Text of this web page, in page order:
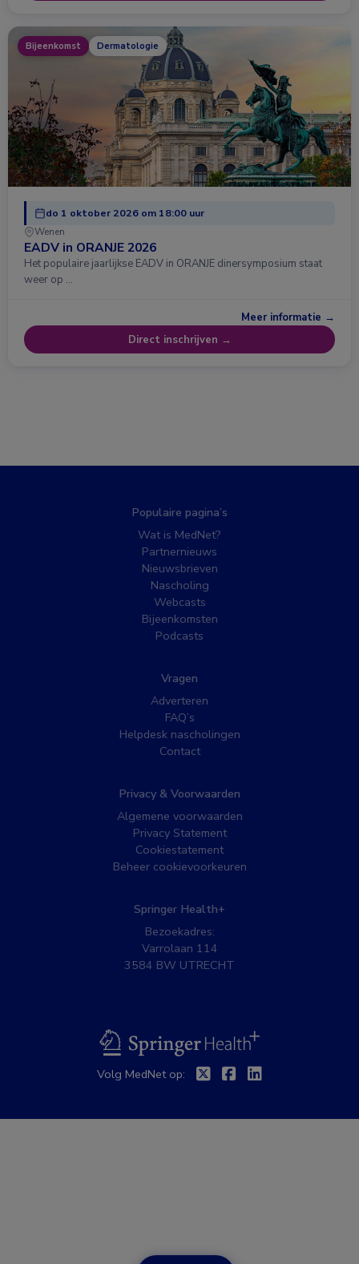
Bijeenkomst Dermatologie
do 1 oktober 2026 om 18:00 uur
Wenen
EADV in ORANJE 2026
Het populaire jaarlijkse EADV in ORANJE dinersymposium staat
weer op …
Meer informatie →
Direct inschrijven →
Populaire pagina’s
Wat is MedNet?
Partnernieuws
Nieuwsbrieven
Nascholing
Webcasts
Bijeenkomsten
Podcasts
Vragen
Adverteren
FAQ’s
Helpdesk nascholingen
Contact
Privacy & Voorwaarden
Algemene voorwaarden
Privacy Statement
Cookiestatement
Beheer cookievoorkeuren
Springer Health+
Bezoekadres:
Varrolaan 114
3584 BW UTRECHT
BSL
Volg MedNet op: TwitterFacebook
Linkedin